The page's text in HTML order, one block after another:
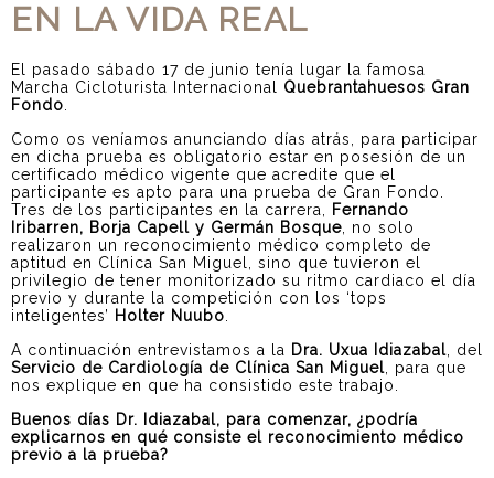
EN LA VIDA REAL
El pasado sábado 17 de junio tenía lugar la famosa
Marcha Cicloturista Internacional Quebrantahuesos Gran
Fondo
Como os veníamos anunciando días atrás, para participar
en dicha prueba es obligatorio estar en posesión de un
certificado médico vigente que acredite que el
participante es apto para una prueba de Gran Fondo.
Tres de los participantes en la carrera,
Fernando
Iribarren, Borja Capell y Germán Bosque , no solo
realizaron un reconocimiento médico completo de
aptitud en Clínica San Miguel, sino que tuvieron el
privilegio de tener monitorizado su ritmo cardiaco el día
previo y durante la competición con los ‘tops
inteligentes’ Holter Nuubo
A continuación entrevistamos a la Dra. Uxua Idiazabal , del
Servicio de Cardiología de Clínica San Miguel , para que
nos explique en que ha consistido este trabajo.
Buenos días Dr. Idiazabal, para comenzar, ¿podría
explicarnos en qué consiste el reconocimiento médico
previo a la prueba?